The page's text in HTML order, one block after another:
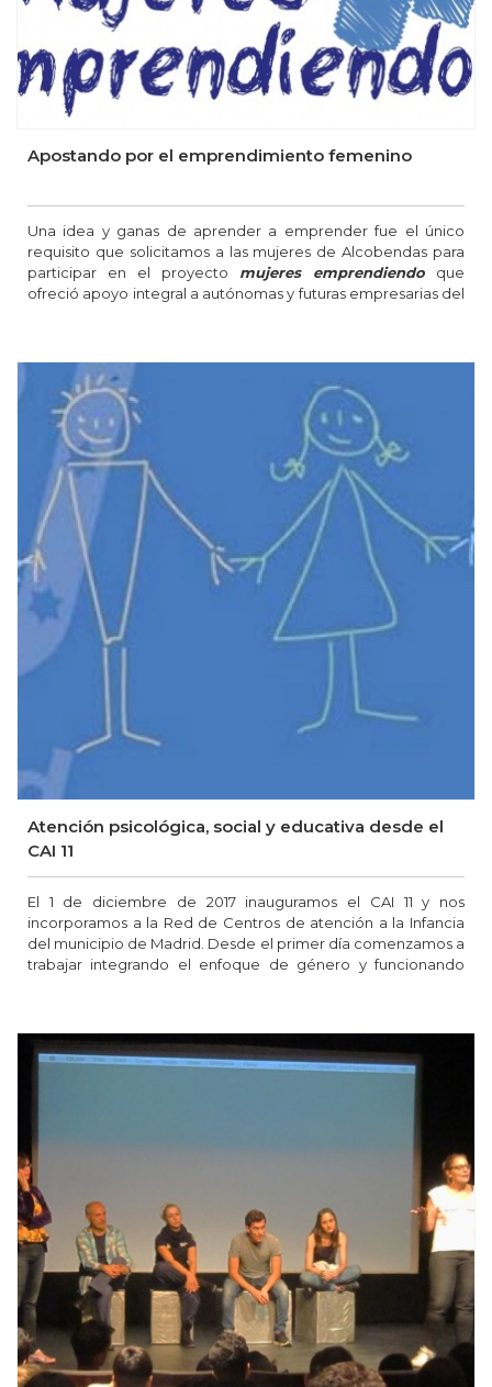
Apostando por el emprendimiento femenino
Una idea y ganas de aprender a emprender fue el único
requisito que solicitamos a las mujeres de Alcobendas para
participar en el proyecto mujeres emprendiendo que
ofreció apoyo integral a autónomas y futuras empresarias del
Atención psicológica, social y educativa desde el
CAI 11
El 1 de diciembre de 2017 inauguramos el CAI 11 y nos
incorporamos a la Red de Centros de atención a la Infancia
del municipio de Madrid. Desde el primer día comenzamos a
trabajar integrando el enfoque de género y funcionando